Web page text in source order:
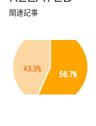
関連記事